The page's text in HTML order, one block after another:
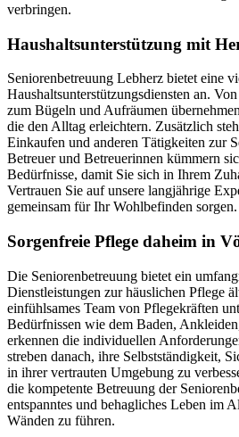
verbringen.
Haushalts­unterstützung mit
Seniorenbetreuung Lebherz bietet eine
Haushaltsunterstützungsdiensten an.
zum Bügeln und Aufräumen
die den Alltag erleichtern. Zusätzlich
Einkaufen und anderen Tätigkeiten zur
Betreuer und Betreuerinnen kümmern
Bedürfnisse, damit Sie sich in Ihrem
Vertrauen Sie auf unsere langjährige
gemeinsam für Ihr Wohlbefinden sorgen.
Sorgenfreie Pflege daheim in
Die Seniorenbetreuung bietet ein
Dienstleistungen zur häuslichen Pflege
einfühlsames Team von Pflegekräften
Bedürfnissen wie dem Baden,
erkennen die individuellen
streben danach, ihre Selbstständigkeit,
in ihrer vertrauten Umgebung zu
die kompetente Betreuung der
entspanntes und behagliches Leben im
Wänden zu führen.